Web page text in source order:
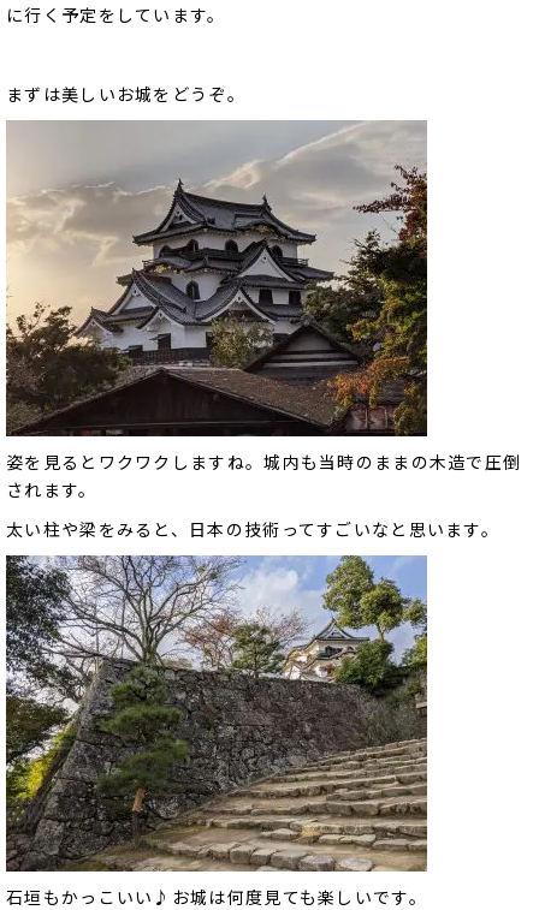
に行く予定をしています。
まずは美しいお城をどうぞ。
姿を見るとワクワクしますね。城内も当時のままの木造で圧倒
されます。
太い柱や梁をみると、日本の技術ってすごいなと思います。
石垣もかっこいい♪お城は何度見ても楽しいです。